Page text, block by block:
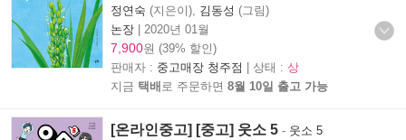
정연숙 (지은이), 김동성 (그림)
논장
2020년 01월
7,900원 (39% 할인)
판매자 : 중고매장 청주점 | 상태 : 상
지금 택배 로 주문하면 8월 10일 출고 가능
[온라인중고] [중고] 웃소 5 - 웃소 5